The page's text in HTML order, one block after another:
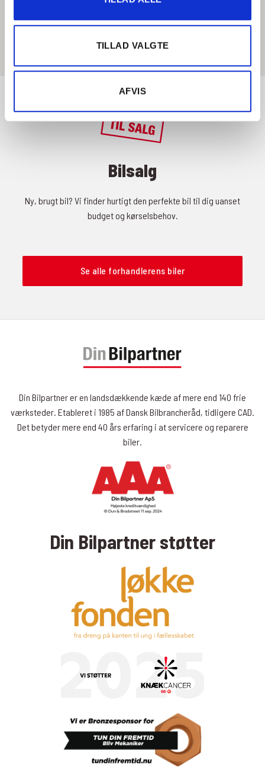
TILLAD VALGTE
AFVIS
Få rutevejledning
Bilsalg
Ny, brugt bil? Vi finder hurtigt den perfekte bil til dig uanset
budget og kørselsbehov.
Se alle forhandlerens biler
Din Bilpartner er en landsdækkende kæde af mere end 140 frie
værksteder. Etableret i 1985 af Dansk Bilbrancheråd, tidligere CAD.
Det betyder mere end 40 års erfaring i at servicere og reparere
biler.
Din Bilpartner støtter